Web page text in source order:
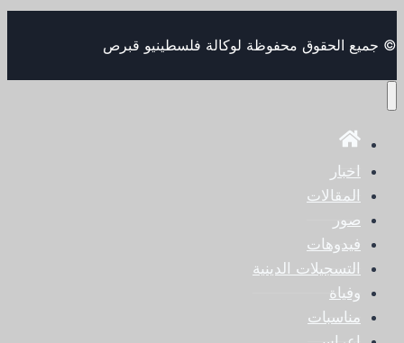
© جميع الحقوق محفوظة لوكالة فلسطينيو قبرص
اخبار
المقالات
صور
فيدوهات
التسجيلات الدينية
وفياة
مناسبات